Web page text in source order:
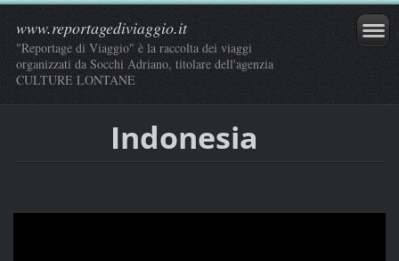
www.reportagediviaggio.it
"Reportage di Viaggio" è la raccolta dei viaggi
organizzati da Socchi Adriano, titolare dell'agenzia
CULTURE LONTANE
Indonesia